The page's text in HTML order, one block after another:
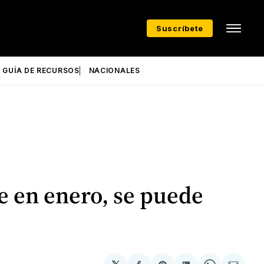
Suscríbete
GUÍA DE RECURSOS NACIONALES
enero, se puede